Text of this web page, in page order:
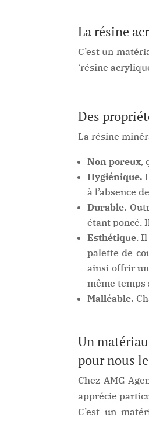
La résine
C’est un
‘résine
Des
La résine
Non poreux,
Hygiénique.
à l’absence
Durable.
étant poncé.
Esthétique.
palette de
ainsi offrir
même
Malléable.
Un
pour nous
Chez AMG
apprécie
C’est un